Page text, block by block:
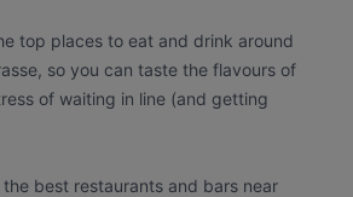
top places to eat and drink around
so you can taste the flavours of
of waiting in line (and getting
best restaurants and bars near